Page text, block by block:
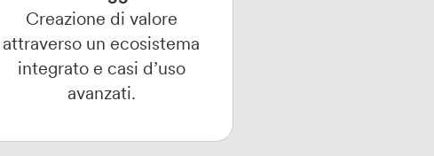
Creazione di valore
attraverso un ecosistema
integrato e casi d’uso
avanzati.